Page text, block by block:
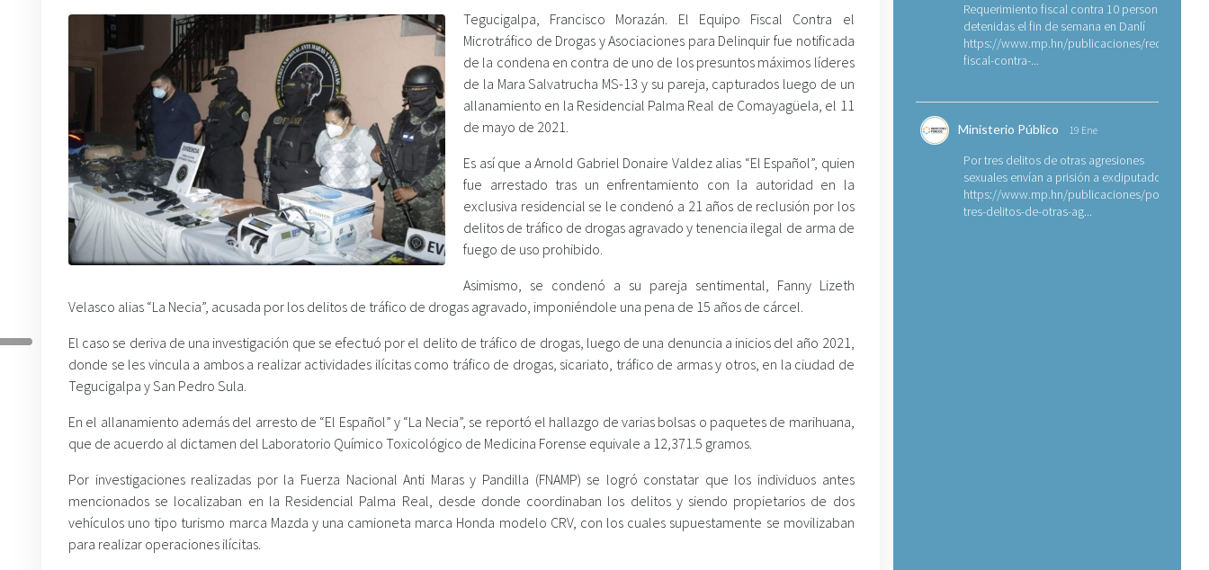
Tegucigalpa, Francisco Morazán. El Equipo Fiscal Contra el
Microtráfico de Drogas y Asociaciones para Delinquir fue notificada
de la condena en contra de uno de los presuntos máximos líderes
de la Mara Salvatrucha MS-13 y su pareja, capturados luego de un
allanamiento en la Residencial Palma Real de Comayagüela, el 11
de mayo de 2021.
Es así que a Arnold Gabriel Donaire Valdez alias “El Español”, quien
fue arrestado tras un enfrentamiento con la autoridad en la
exclusiva residencial se le condenó a 21 años de reclusión por los
delitos de tráfico de drogas agravado y tenencia ilegal de arma de
fuego de uso prohibido.
Asimismo, se condenó a su pareja sentimental, Fanny Lizeth
Velasco alias “La Necia”, acusada por los delitos de tráfico de drogas agravado, imponiéndole una pena de 15 años de cárcel.
El caso se deriva de una investigación que se efectuó por el delito de tráfico de drogas, luego de una denuncia a inicios del año 2021,
donde se les vincula a ambos a realizar actividades ilícitas como tráfico de drogas, sicariato, tráfico de armas y otros, en la ciudad de
Tegucigalpa y San Pedro Sula.
En el allanamiento además del arresto de “El Español” y “La Necia”, se reportó el hallazgo de varias bolsas o paquetes de marihuana,
que de acuerdo al dictamen del Laboratorio Químico Toxicológico de Medicina Forense equivale a 12,371.5 gramos.
Por investigaciones realizadas por la Fuerza Nacional Anti Maras y Pandilla (FNAMP) se logró constatar que los individuos antes
mencionados se localizaban en la Residencial Palma Real, desde donde coordinaban los delitos y siendo propietarios de dos
vehículos uno tipo turismo marca Mazda y una camioneta marca Honda modelo CRV, con los cuales supuestamente se movilizaban
para realizar operaciones ilícitas.
Requerimiento fiscal contra 10 personas
detenidas el fin de semana en Danlí
https://www.mp.hn/publicaciones/
fiscal-contra-...
Ministerio Público 19 Ene
Por tres delitos de otras agresiones
sexuales envían a prisión a exdiputado
https://www.mp.hn/publicaciones/por-
tres-delitos-de-otras-ag...